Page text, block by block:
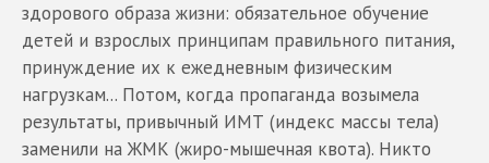
здорового образа жизни: обязательное обучение
детей и взрослых принципам правильного питания,
принуждение их к ежедневным физическим
нагрузкам... Потом, когда пропаганда возымела
результаты, привычный ИМТ (индекс массы тела)
заменили на ЖМК (жиро-мышечная квота). Никто